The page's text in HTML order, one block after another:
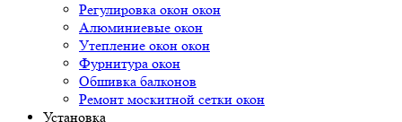
Регулировка окон окон
Алюминиевые окон
Утепление окон окон
Фурнитура окон
Обшивка балконов
Ремонт москитной сетки окон
Установка